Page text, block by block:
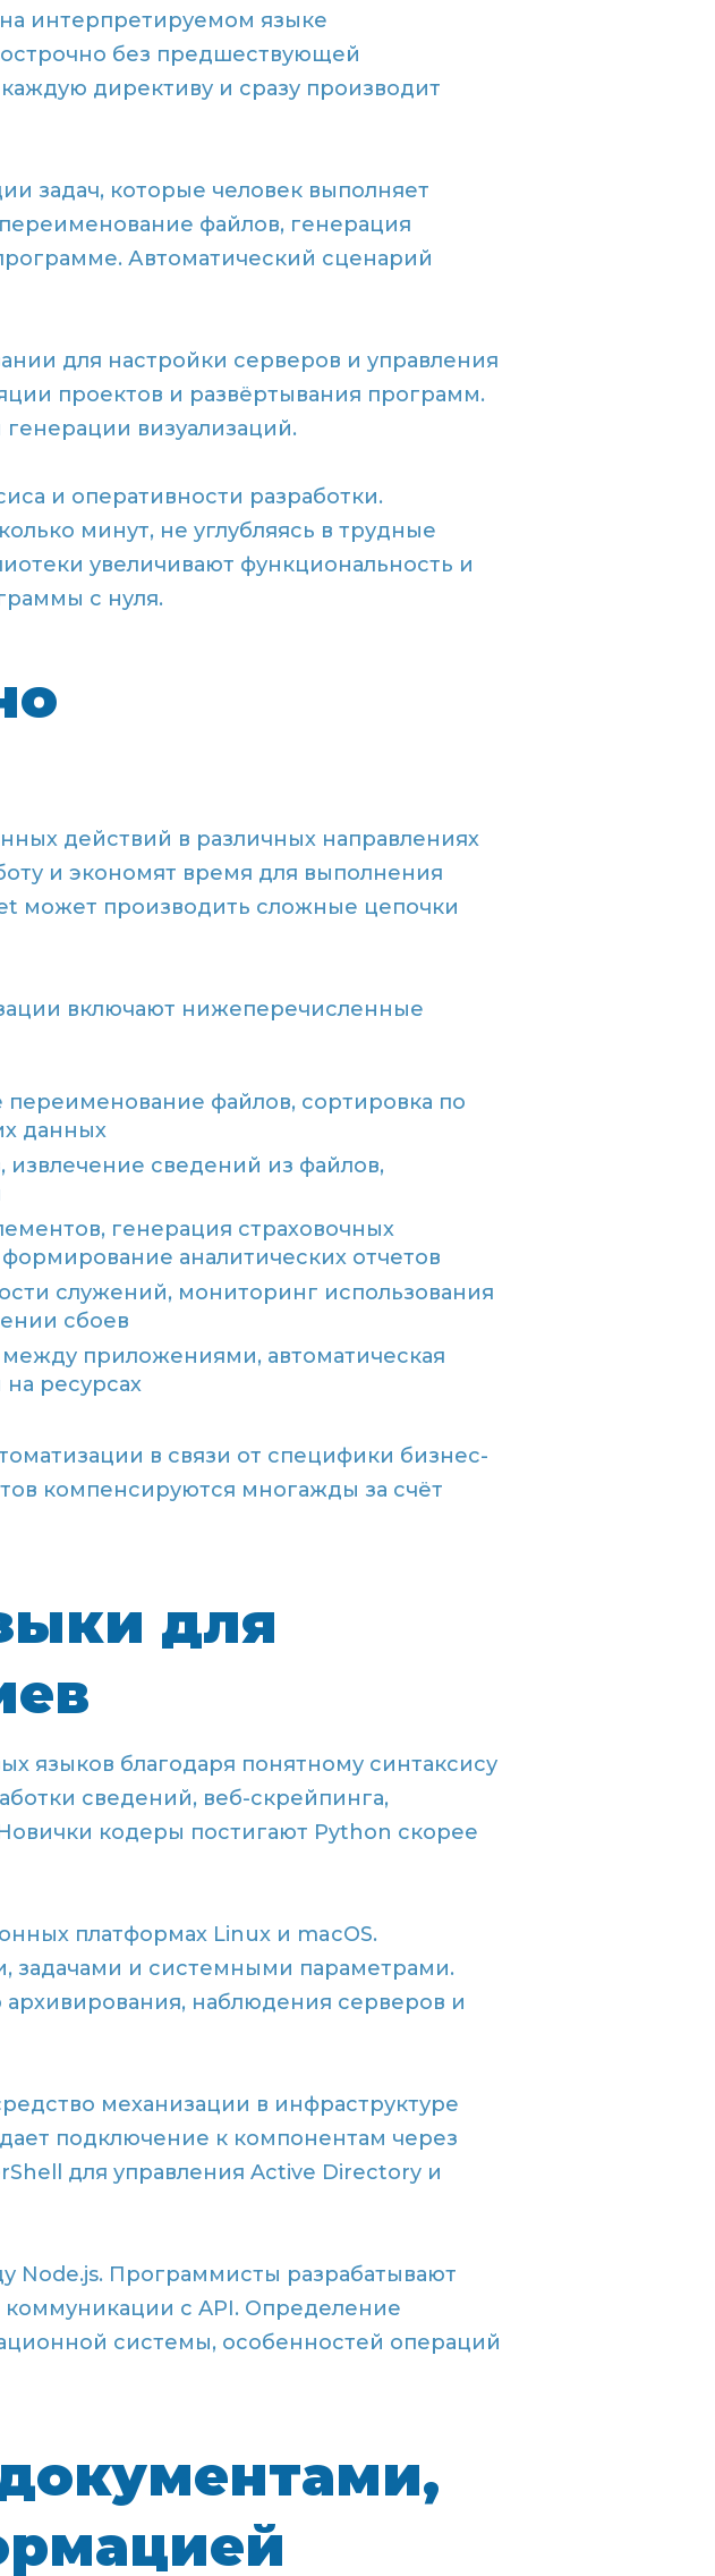
интерпретируемом языке
без предшествующей
директиву и сразу производит
задач, которые человек выполняет
файлов, генерация
Автоматический сценарий
для настройки серверов и управления
проектов и развёртывания программ.
визуализаций.
и оперативности разработки.
минут, не углубляясь в трудные
увеличивают функциональность и
с нуля.
действий в различных направлениях
и экономят время для выполнения
может производить сложные цепочки
включают нижеперечисленные
файлов, сортировка по
данных
извлечение сведений из файлов,
генерация страховочных
аналитических отчетов
служений, мониторинг использования
сбоев
приложениями, автоматическая
ресурсах
в связи от специфики бизнес-
компенсируются многажды за счёт
для
языков благодаря понятному синтаксису
сведений, веб-скрейпинга,
кодеры постигают Python скорее
платформах Linux и macOS.
задачами и системными параметрами.
наблюдения серверов и
механизации в инфраструктуре
подключение к компонентам через
для управления Active Directory и
Node.js. Программисты разрабатывают
коммуникации с API. Определение
системы, особенностей операций